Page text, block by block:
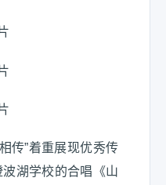
传”着重展现优秀传
湖学校的合唱《山